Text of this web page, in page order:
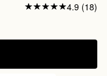
4.9 (18)